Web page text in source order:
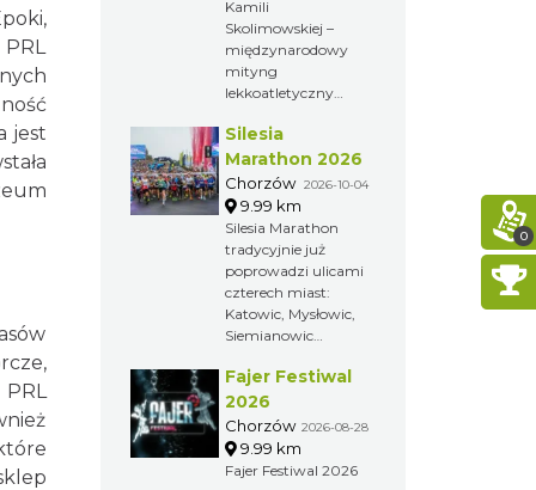
jest
Kamili
Skolimowskiej –
międzynarodowy
mityng
lekkoatletyczny
przez Fundację
Kamili
Skolimowskiej.
Zawody poświęcone
są pamięci zmarłej
w lutym 2009 roku
Skolimowskiej –
mistrzyni
olimpijskiej w rzucie
roku.
Silesia
Marathon 2026
Chorzów 2026-10-04
9.99 km
Silesia Marathon
tradycyjnie już
poprowadzi ulicami
czterech miast:
Katowic, Mysłowic,
Siemianowic
Jest to największa
impreza biegowa na
Śląsku i jeden z
największych
maratonów w
Fajer Festiwal
2026
Chorzów 2026-08-28
9.99 km
Fajer Festiwal 2026
0